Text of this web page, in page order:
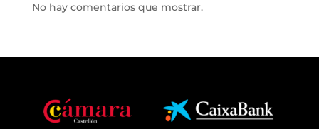
No hay comentarios que mostrar.